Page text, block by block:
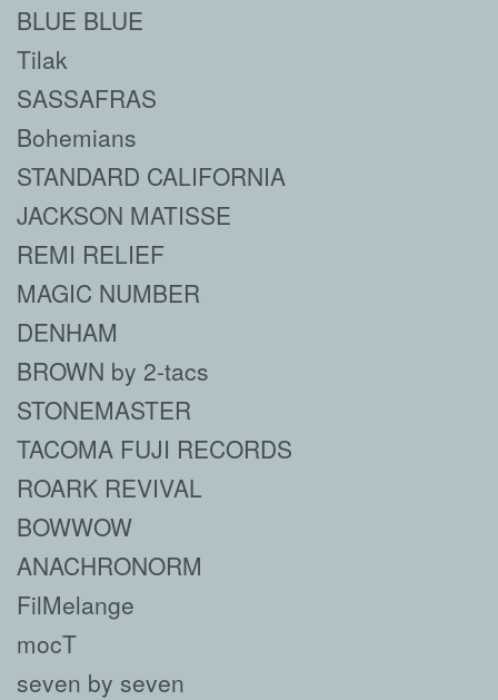
BLUE BLUE
Tilak
SASSAFRAS
Bohemians
STANDARD CALIFORNIA
JACKSON MATISSE
REMI RELIEF
MAGIC NUMBER
DENHAM
BROWN by 2-tacs
STONEMASTER
TACOMA FUJI RECORDS
ROARK REVIVAL
BOWWOW
ANACHRONORM
FilMelange
mocT
seven by seven